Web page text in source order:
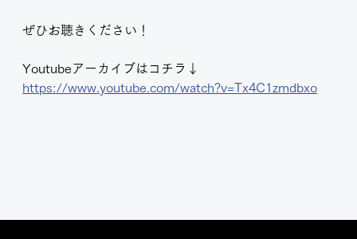
ぜひお聴きください！
Youtubeアーカイブはコチラ↓
https://www.youtube.com/watch?v=Tx4C1zmdbxo